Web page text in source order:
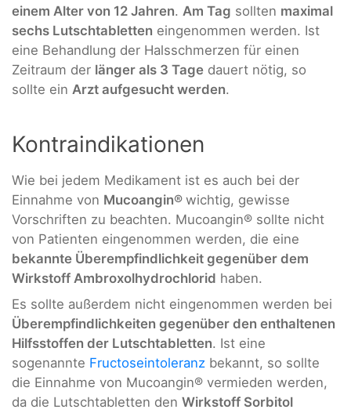
einem Alter von 12 Jahren. Am Tag sollten maximal
sechs Lutschtabletten eingenommen werden. Ist
eine Behandlung der Halsschmerzen für einen
Zeitraum der länger als 3 Tage dauert nötig, so
sollte ein Arzt aufgesucht werden.
Kontraindikationen
Wie bei jedem Medikament ist es auch bei der
Einnahme von Mucoangin® wichtig, gewisse
Vorschriften zu beachten. Mucoangin® sollte nicht
von Patienten eingenommen werden, die eine
bekannte Überempfindlichkeit gegenüber dem
Wirkstoff Ambroxolhydrochlorid haben.
Es sollte außerdem nicht eingenommen werden bei
Überempfindlichkeiten gegenüber den enthaltenen
Hilfsstoffen der Lutschtabletten. Ist eine
sogenannte Fructoseintoleranz bekannt, so sollte
die Einnahme von Mucoangin® vermieden werden,
da die Lutschtabletten den Wirkstoff Sorbitol